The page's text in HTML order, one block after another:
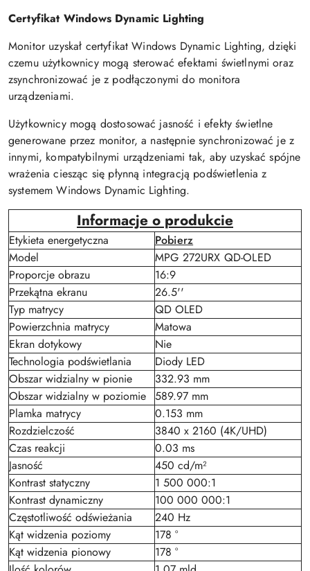
Certyfikat Windows Dynamic Lighting
Monitor uzyskał certyfikat Windows Dynamic Lighting, dzięki
czemu użytkownicy mogą sterować efektami świetlnymi oraz
zsynchronizować je z podłączonymi do monitora
urządzeniami.
Użytkownicy mogą dostosować jasność i efekty świetlne
generowane przez monitor, a następnie synchronizować je z
innymi, kompatybilnymi urządzeniami tak, aby uzyskać spójne
wrażenia ciesząc się płynną integracją podświetlenia z
systemem Windows Dynamic Lighting.
Informacje o produkcie
Etykieta energetyczna
Pobierz
Model
MPG 272URX QD-OLED
Proporcje obrazu
16:9
Przekątna ekranu
26.5''
Typ matrycy
QD OLED
Powierzchnia matrycy
Matowa
Ekran dotykowy
Nie
Technologia podświetlania
Diody LED
Obszar widzialny w pionie
332.93 mm
Obszar widzialny w poziomie 589.97 mm
Plamka matrycy
0.153 mm
Rozdzielczość
3840 x 2160 (4K/UHD)
Czas reakcji
0.03 ms
Jasność
450 cd/m²
Kontrast statyczny
1 500 000:1
Kontrast dynamiczny
100 000 000:1
Częstotliwość odświeżania
240 Hz
Kąt widzenia poziomy
178 °
Kąt widzenia pionowy
178 °